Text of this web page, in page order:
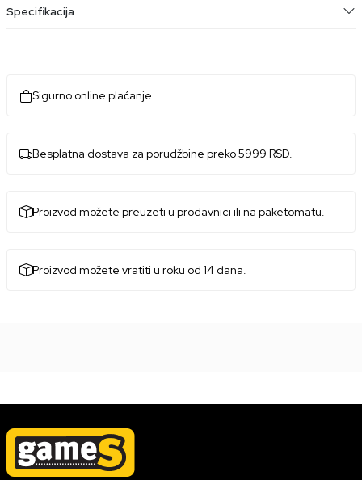
Specifikacija
Sigurno online plaćanje.
Besplatna dostava za porudžbine preko 5999 RSD.
Proizvod možete preuzeti u prodavnici ili na paketomatu.
Proizvod možete vratiti u roku od 14 dana.